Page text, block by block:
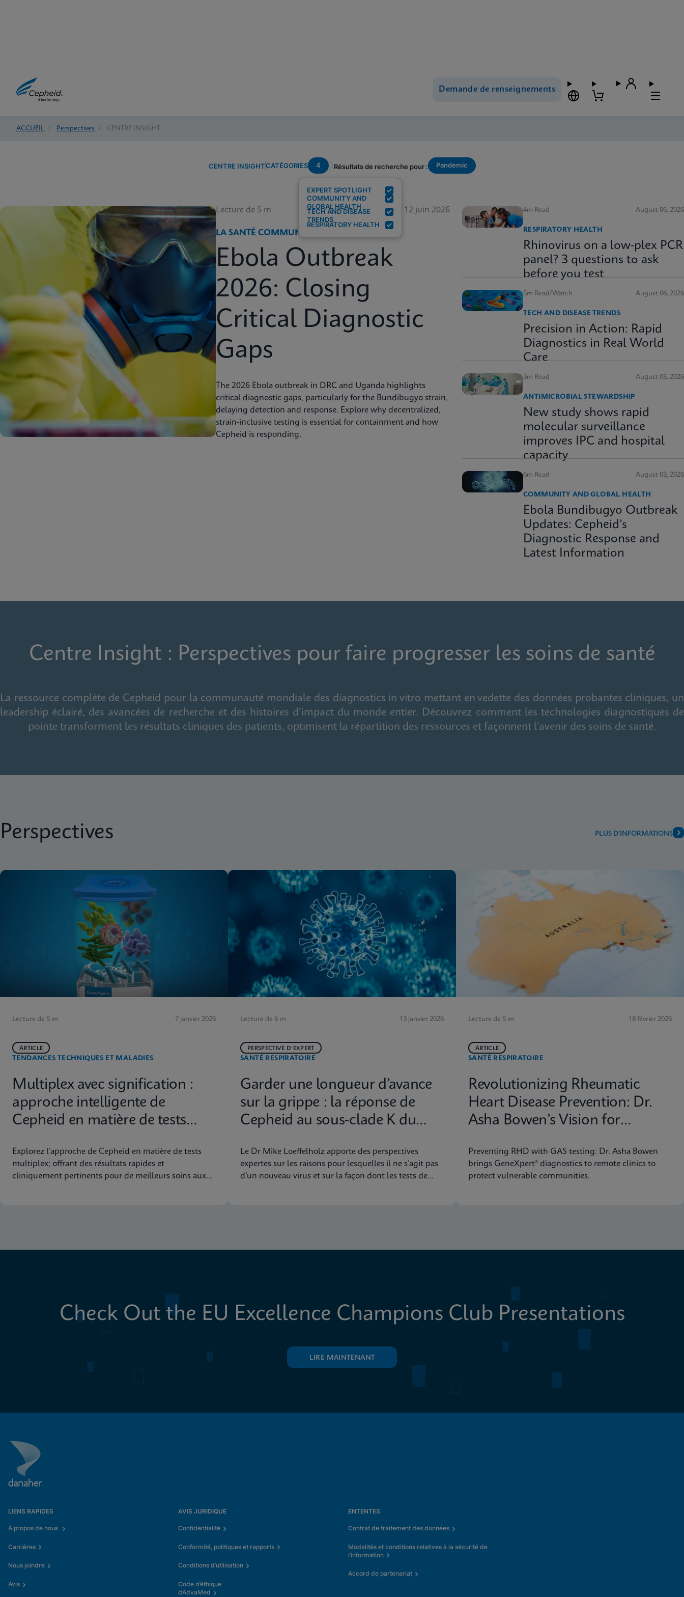
Demande de renseignements
ACCUEIL / Perspectives / CENTRE INSIGHT
CENTRE INSIGHTCATÉGORIES 4
EXPERT SPOTLIGHT
COMMUNITY AND
GLOBAL HEALTH
TECH AND DISEASE
TRENDS
RESPIRATORY HEALTH
Résultats de recherche pour : Pandemic
Lecture de 5 m 12 juin 2026
LA SANTÉ COMMUNAUTAIRE ET MONDIALE
Ebola Outbreak
2026: Closing
Critical Diagnostic
Gaps
The 2026 Ebola outbreak in DRC and Uganda highlights
critical diagnostic gaps, particularly for the Bundibugyo strain,
delaying detection and response. Explore why decentralized,
strain-inclusive testing is essential for containment and how
Cepheid is responding.
4m Read August 06, 2026
RESPIRATORY HEALTH
Rhinovirus on a low-plex PCR
panel? 3 questions to ask
before you test
5m Read/Watch August 06, 2026
TECH AND DISEASE TRENDS
Precision in Action: Rapid
Diagnostics in Real World
Care
3m Read August 05, 2026
ANTIMICROBIAL STEWARDSHIP
New study shows rapid
molecular surveillance
improves IPC and hospital
capacity
6m Read August 03, 2026
COMMUNITY AND GLOBAL HEALTH
Ebola Bundibugyo Outbreak
Updates: Cepheid’s
Diagnostic Response and
Latest Information
Centre Insight : Perspectives pour faire progresser les soins de santé
La ressource complète de Cepheid pour la communauté mondiale des diagnostics in vitro mettant en vedette des données probantes cliniques, un
leadership éclairé, des avancées de recherche et des histoires d’impact du monde entier. Découvrez comment les technologies diagnostiques de
pointe transforment les résultats cliniques des patients, optimisent la répartition des ressources et façonnent l’avenir des soins de santé.
Perspectives PLUS D’INFORMATIONS
Lecture de 5 m 7 janvier 2026
TENDANCES TECHNIQUES ET MALADIES
ARTICLE
Multiplex avec signification :
approche intelligente de
Cepheid en matière de tests
Explorez l’approche de Cepheid en matière de tests
multiplex; offrant des résultats rapides et
cliniquement pertinents pour de meilleurs soins aux
Lecture de 6 m 13 janvier 2026
SANTÉ RESPIRATOIRE
PERSPECTIVE D’EXPERT
Garder une longueur d’avance
sur la grippe : la réponse de
Cepheid au sous-clade K du
Le Dr Mike Loeffelholz apporte des perspectives
expertes sur les raisons pour lesquelles il ne s’agit pas
d’un nouveau virus et sur la façon dont les tests de
Lecture de 5 m 18 février 2026
SANTÉ RESPIRATOIRE
ARTICLE
Revolutionizing Rheumatic
Heart Disease Prevention: Dr.
Asha Bowen’s Vision for
Preventing RHD with GAS testing: Dr. Asha Bowen
brings GeneXpert® diagnostics to remote clinics to
protect vulnerable communities.
Check Out the EU Excellence Champions Club Presentations
LIRE MAINTENANT
LIENS RAPIDES
À propos de nous
Carrières
Nous joindre
Avis
AVIS JURIDIQUE
Confidentialité
Conformité, politiques et rapports
Conditions d’utilisation
Code d’éthique
d’AdvaMed
ENTENTES
Contrat de traitement des données
Modalités et conditions relatives à la sécurité de
l’information
Accord de partenariat